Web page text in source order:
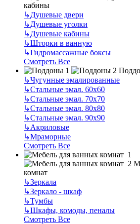
кабины
↳Душевые двери
↳Душевые уголки
↳Душевые кабины
↳Шторки в ванную
↳Гидромассажные боксы
Смотреть Все
↳Чугунные эмалированные
↳Стальные эмал. 60х60
↳Стальные эмал. 70х70
↳Стальные эмал. 80х80
↳Стальные эмал. 90х90
↳Акриловые
↳Мраморные
Смотреть Все
комнат
↳Зеркала
↳Зеркало - шкаф
↳Тумбы
↳Шкафы, комоды, пеналы
Смотреть Все